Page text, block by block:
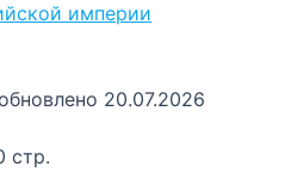
империи
обновлено 20.07.2026
стр.